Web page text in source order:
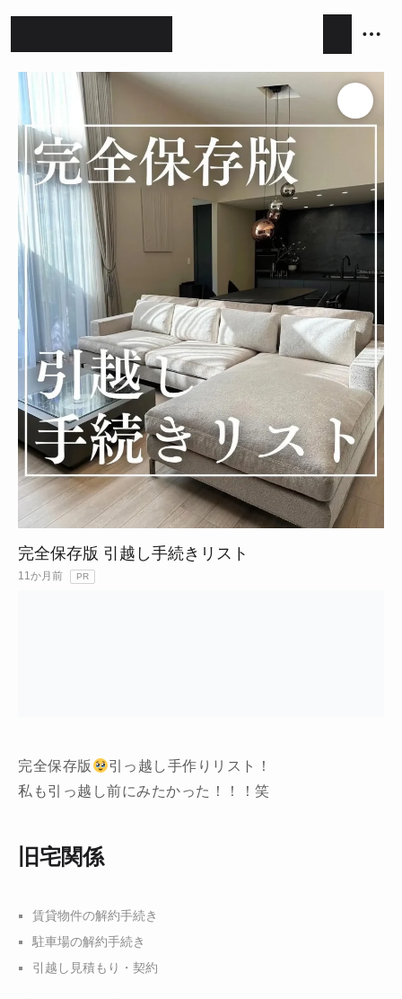
完全保存版 引越し手続きリスト
11か月前 PR
完全保存版
引っ越し手作りリスト！
私も引っ越し前にみたかった！！！笑
旧宅関係
賃貸物件の解約手続き
駐車場の解約手続き
引越し見積もり・契約
ホテルライク シンプルモダン
ジャパンディ
キッチン
リビング
積水ハウス
アイ工務店
住友林業
設計事務所
キッチンハウス / kitchenhouse
LIXIL